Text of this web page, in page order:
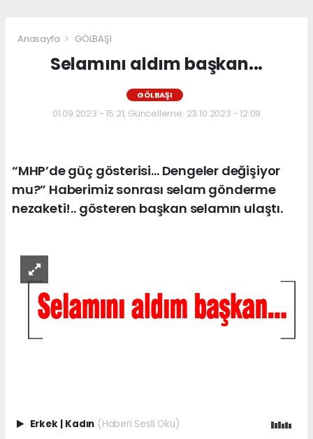
Anasayfa GÖLBAŞI
Selamını aldım başkan...
GÖLBAŞI
01.09.2023 - 15:21, Güncelleme: 23.10.2023 - 12:09
“MHP’de güç gösterisi… Dengeler değişiyor
mu?” Haberimiz sonrası selam gönderme
nezaketi!.. gösteren başkan selamın ulaştı.
Erkek Kadın (Haberi Sesli Oku)